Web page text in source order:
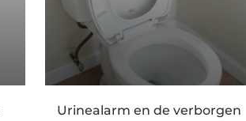
Urinealarm en de verborgen